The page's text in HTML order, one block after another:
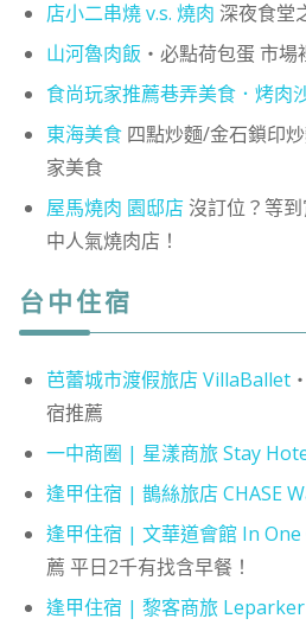
店小二串燒 v.s. 燒肉 深夜食堂
山河魯肉飯 ・必點荷包蛋 市
食尚玩家推薦巷弄美食．烤肉
東海美食四點炒麵/金石鎖印
家美食
屋馬燒肉 園邸店沒訂位？等到
中人氣燒肉店！
台中住宿
芭蕾城市渡假旅店 VillaBallet
宿推薦
一中商圈 | 星漾商旅 Stay
逢甲住宿 | 鵲絲旅店 CHASE
逢甲住宿 | 文華道會館 In
薦 平日2千有找含早餐！
逢甲住宿 | 黎客商旅 Leparker